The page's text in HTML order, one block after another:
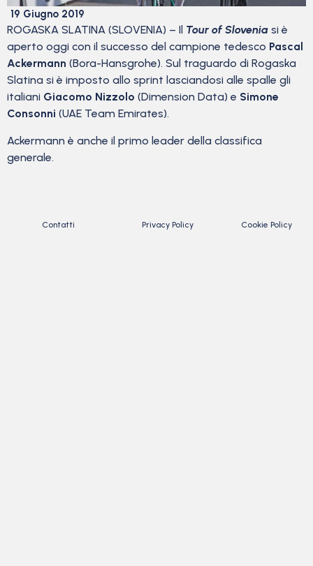
19 Giugno 2019
ROGASKA SLATINA (SLOVENIA) – Il Tour of Slovenia si è
aperto oggi con il successo del campione tedesco Pascal
Ackermann (Bora-Hansgrohe). Sul traguardo di Rogaska
Slatina si è imposto allo sprint lasciandosi alle spalle gli
italiani Giacomo Nizzolo (Dimension Data) e Simone
Consonni (UAE Team Emirates).
Ackermann è anche il primo leader della classifica
generale.
Contatti Privacy Policy Cookie Policy